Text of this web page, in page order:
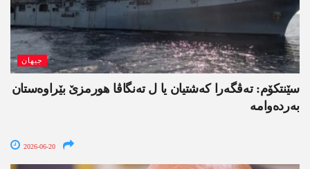
جیھان
سێنتکۆم: تەڤگەرا کەشتیان یا ل تەنگاڤا ھورمزێ بێراوەستان
بەردەوامە
2026-06-20